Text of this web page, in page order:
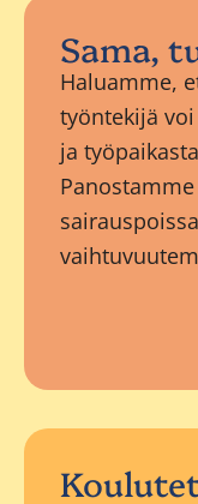
Sama,
Haluamme,
työntekijä
ja